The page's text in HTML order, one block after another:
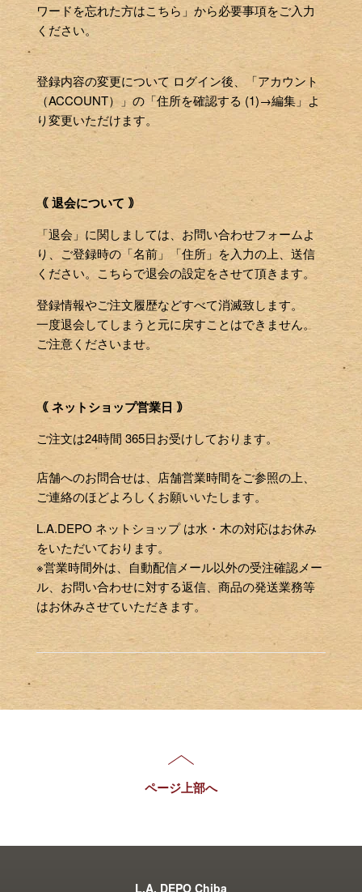
ワードを忘れた方はこちら」から必要事項をご入力
ください。
登録内容の変更について ログイン後、「アカウント
（ACCOUNT）」の「住所を確認する (1)→編集」よ
り変更いただけます。
｟ 退会について ｠
「退会」に関しましては、お問い合わせフォームよ
り、ご登録時の「名前」「住所」を入力の上、送信
ください。こちらで退会の設定をさせて頂きます。
登録情報やご注文履歴などすべて消滅致します。
一度退会してしまうと元に戻すことはできません。
ご注意くださいませ。
｟ ネットショップ営業日 ｠
ご注文は24時間 365日お受けしております。
店舗へのお問合せは、店舗営業時間をご参照の上、
ご連絡のほどよろしくお願いいたします。
L.A.DEPO ネットショップ は水・木の対応はお休み
をいただいております。
※営業時間外は、自動配信メール以外の受注確認メー
ル、お問い合わせに対する返信、商品の発送業務等
はお休みさせていただきます。
ページ上部へ
L.A. DEPO Chiba